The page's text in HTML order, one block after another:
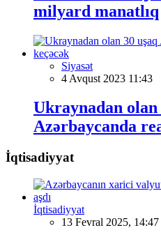
milyard
Siyasət
4 Avqust 2023 11:43
Ukraynadan olan
Azərbaycanda
İqtisadiyyat
İqtisadiyyat
13 Fevral 2025, 14:47